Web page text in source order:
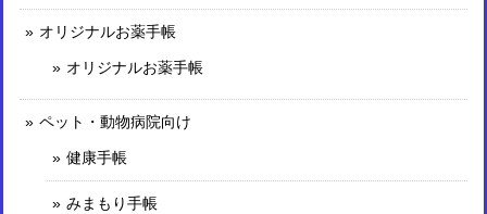
オリジナルお薬手帳
オリジナルお薬手帳
ペット・動物病院向け
健康手帳
みまもり手帳